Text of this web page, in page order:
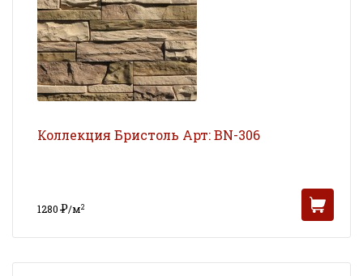
Коллекция Бристоль Арт: BN-306
1280Р/м2